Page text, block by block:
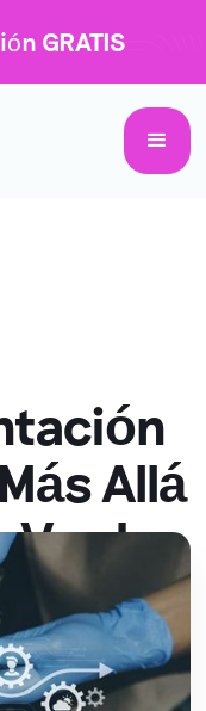
GRATIS
Allá
Verde